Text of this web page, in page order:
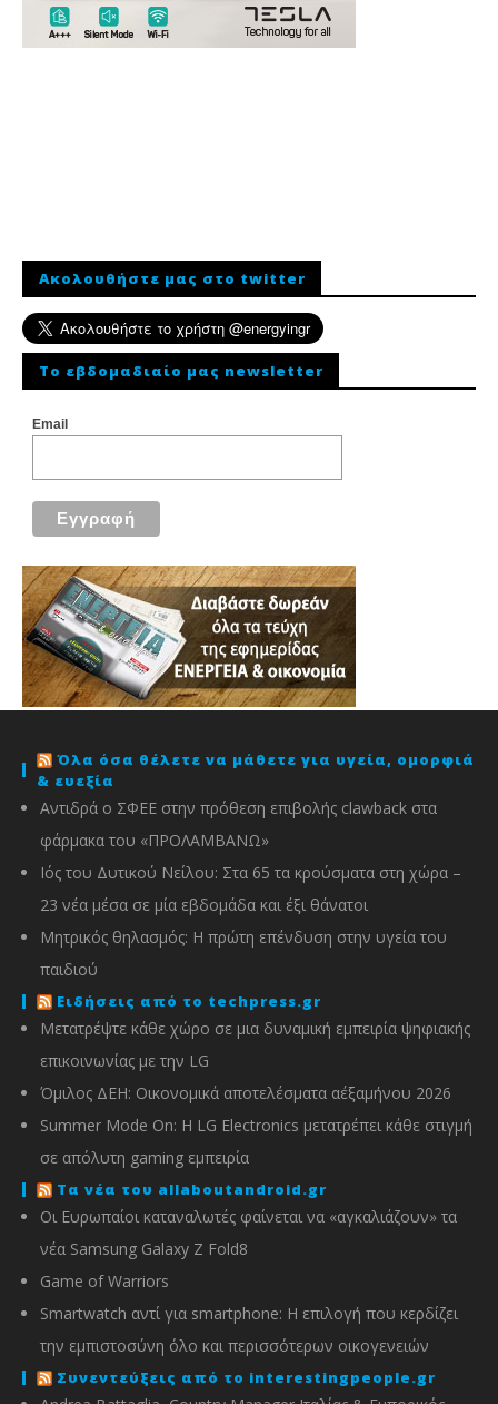
Ακολουθήστε μας στο twitter
To εβδομαδιαίο μας newsletter
Email
Όλα όσα θέλετε να μάθετε για υγεία, ομορφιά
& ευεξία
Αντιδρά ο ΣΦΕΕ στην πρόθεση επιβολής clawback στα
φάρμακα του «ΠΡΟΛΑΜΒΑΝΩ»
Ιός του Δυτικού Νείλου: Στα 65 τα κρούσματα στη χώρα –
23 νέα μέσα σε μία εβδομάδα και έξι θάνατοι
Μητρικός θηλασμός: Η πρώτη επένδυση στην υγεία του
παιδιού
Ειδήσεις από το techpress.gr
Μετατρέψτε κάθε χώρο σε μια δυναμική εμπειρία ψηφιακής
επικοινωνίας με την LG
Όμιλος ΔΕΗ: Οικονομικά αποτελέσματα α΄εξαμήνου 2026
Summer Mode On: Η LG Electronics μετατρέπει κάθε στιγμή
σε απόλυτη gaming εμπειρία
Τα νέα του allaboutandroid.gr
Οι Ευρωπαίοι καταναλωτές φαίνεται να «αγκαλιάζουν» τα
νέα Samsung Galaxy Z Fold8
Game of Warriors
Smartwatch αντί για smartphone: Η επιλογή που κερδίζει
την εμπιστοσύνη όλο και περισσότερων οικογενειών
Συνεντεύξεις από το interestingpeople.gr